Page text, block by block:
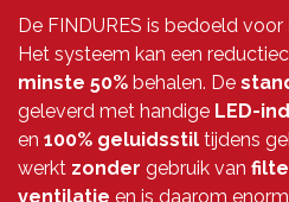
De FINDURES is bedoeld voor
Het systeem kan een
minste 50% behalen. De
geleverd met handige LED-
en 100% geluidsstil tijdens
werkt zonder gebruik van
ventilatie en is daarom